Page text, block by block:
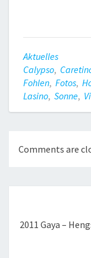
Aktuelles
Calypso,
Fohlen, Fotos,
Lasino, Sonne,
Comments are
2011 Gaya –